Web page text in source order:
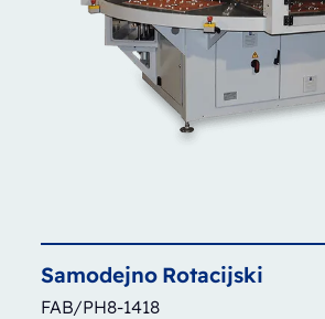
Samodejno Rotacijski
FAB/PH8-1418